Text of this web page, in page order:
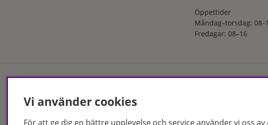
Öppettider
Måndag–torsdag:
Fredagar: 08–16
produkter och behandlingar för just dina
Vi använder cookies
För att ge dig en bättre upplevelse och service använder vi oss